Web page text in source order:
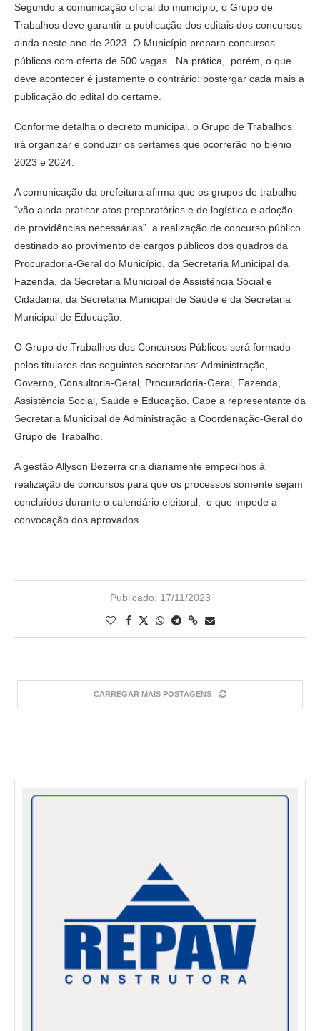
Segundo a comunicação oficial do município, o Grupo de
Trabalhos deve garantir a publicação dos editais dos concursos
ainda neste ano de 2023. O Município prepara concursos
públicos com oferta de 500 vagas. Na prática, porém, o que
deve acontecer é justamente o contrário: postergar cada mais a
publicação do edital do certame.
Conforme detalha o decreto municipal, o Grupo de Trabalhos
irá organizar e conduzir os certames que ocorrerão no biênio
2023 e 2024.
A comunicação da prefeitura afirma que os grupos de trabalho
“vão ainda praticar atos preparatórios e de logística e adoção
de providências necessárias” a realização de concurso público
destinado ao provimento de cargos públicos dos quadros da
Procuradoria-Geral do Município, da Secretaria Municipal da
Fazenda, da Secretaria Municipal de Assistência Social e
Cidadania, da Secretaria Municipal de Saúde e da Secretaria
Municipal de Educação.
O Grupo de Trabalhos dos Concursos Públicos será formado
pelos titulares das seguintes secretarias: Administração,
Governo, Consultoria-Geral, Procuradoria-Geral, Fazenda,
Assistência Social, Saúde e Educação. Cabe a representante da
Secretaria Municipal de Administração a Coordenação-Geral do
Grupo de Trabalho.
A gestão Allyson Bezerra cria diariamente empecilhos à
realização de concursos para que os processos somente sejam
concluídos durante o calendário eleitoral, o que impede a
convocação dos aprovados.
Publicado: 17/11/2023
CARREGAR MAIS POSTAGENS